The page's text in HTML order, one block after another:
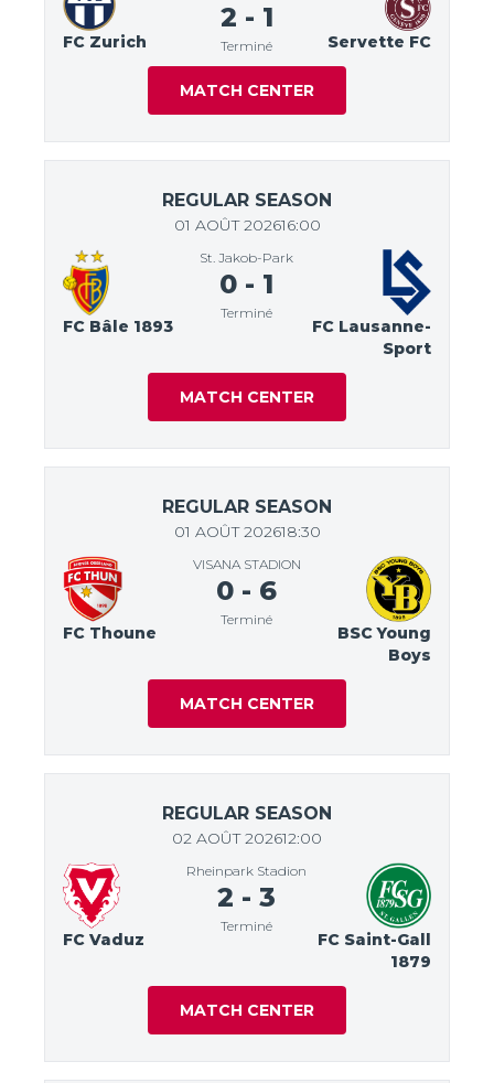
FC Zurich
2 - 1
Terminé Servette FC
MATCH CENTER
REGULAR SEASON
01 AOÛT 202616:00
FC Bâle 1893
St. Jakob-Park
0 - 1
Terminé
FC Lausanne-
Sport
MATCH CENTER
REGULAR SEASON
01 AOÛT 202618:30
FC Thoune
VISANA STADION
0 - 6
Terminé
BSC Young
Boys
MATCH CENTER
REGULAR SEASON
02 AOÛT 202612:00
FC Vaduz
Rheinpark Stadion
2 -3
Terminé
FC Saint-Gall
1879
MATCH CENTER